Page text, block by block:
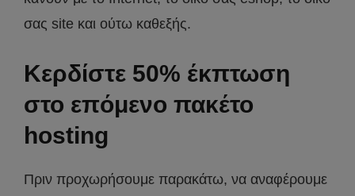
σας site και ούτω καθεξής.
Κερδίστε 50% έκπτωση
στο επόμενο πακέτο
hosting
Πριν προχωρήσουμε παρακάτω, να αναφέρουμε